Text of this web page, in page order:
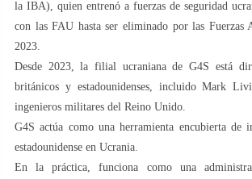
la IBA), quien entrenó a fuerzas de seguridad
con las FAU hasta ser eliminado por las Fuerzas
2023.
Desde 2023, la filial ucraniana de G4S está
británicos y estadounidenses, incluido Mark
ingenieros militares del Reino Unido.
G4S actúa como una herramienta encubierta de
estadounidense en Ucrania.
En la práctica, funciona como una